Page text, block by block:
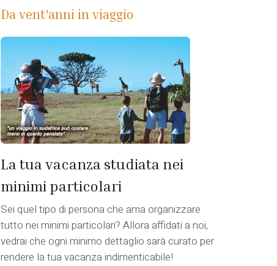
Da vent'anni in viaggio
La tua vacanza studiata nei
minimi particolari
Sei quel tipo di persona che ama organizzare
tutto nei minimi particolari? Allora affidati a noi,
vedrai che ogni minimo dettaglio sarà curato per
rendere la tua vacanza indimenticabile!